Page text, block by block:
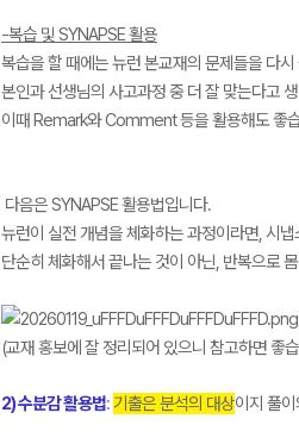
-복습 및 SYNAPSE 활용
복습을 할 때에는 뉴런 본교재의 문제들을 다시
본인과 선생님의 사고과정 중 더 잘 맞는다고
이때 Remark와 Comment 등을 활용해도 좋
다음은 SYNAPSE 활용법입니다.
뉴런이 실전 개념을 체화하는 과정이라면, 시
단순히 체화해서 끝나는 것이 아닌, 반복으로
(교재 홍보에 잘 정리되어 있으니 참고하면 좋
2) 수분감 활용법: 기출은 분석의 대상이지 풀